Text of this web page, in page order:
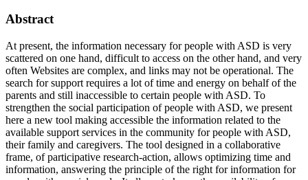
Abstract
At present, the information necessary for people with ASD is very
scattered on one hand, difficult to access on the other hand, and very
often Websites are complex, and links may not be operational. The
search for support requires a lot of time and energy on behalf of the
parents and still inaccessible to certain people with ASD. To
strengthen the social participation of people with ASD, we present
here a new tool making accessible the information related to the
available support services in the community for people with ASD,
their family and caregivers. The tool designed in a collaborative
frame, of participative research-action, allows optimizing time and
information, answering the principle of the right for information for